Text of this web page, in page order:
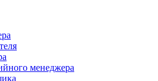
менеджера